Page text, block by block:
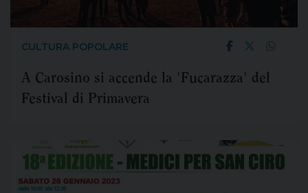
CULTURA POPOLARE
A Carosino si accende la 'Fucarazza' del
Festival di Primavera